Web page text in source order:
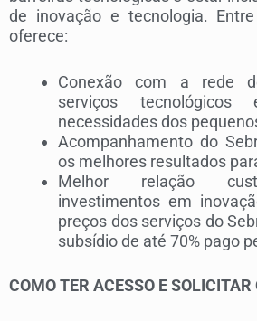
de inovação e tecnologia.
oferece:
Conexão com a rede
serviços tecnológicos
necessidades dos
Acompanhamento do
os melhores resultados
Melhor relação
investimentos em
preços dos serviços do
subsídio de até 70% pago
COMO TER ACESSO E SOLICITAR